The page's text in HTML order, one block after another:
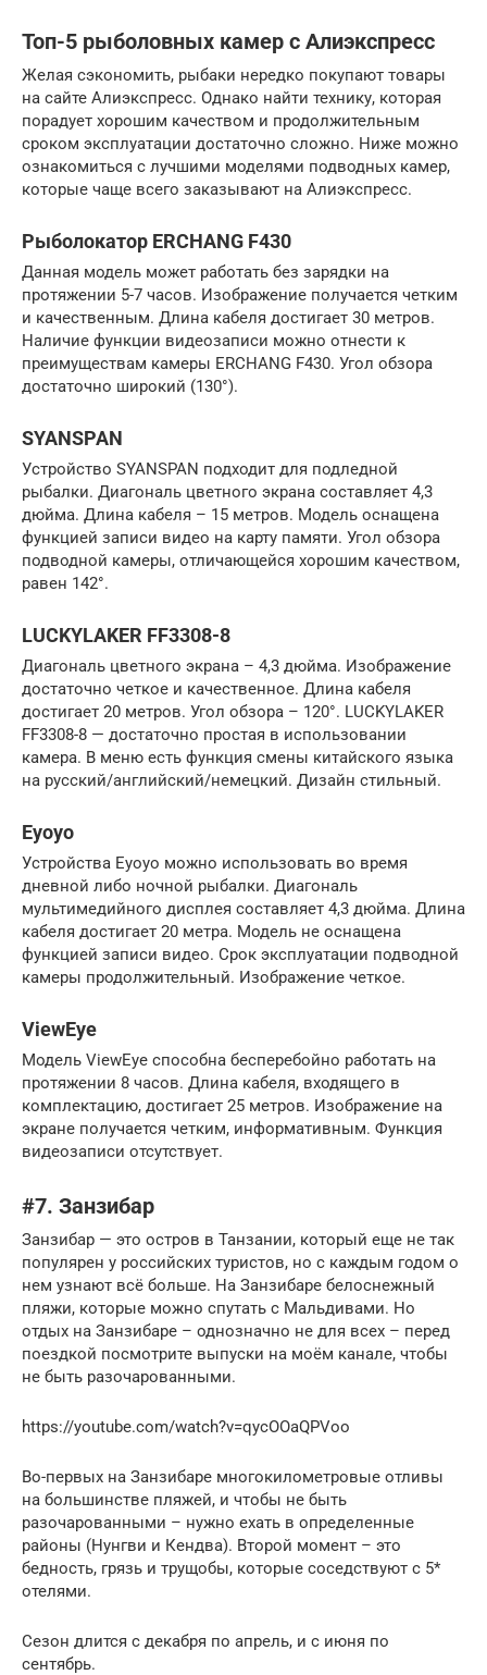
Топ-5 рыболовных камер с Алиэкспресс
Желая сэкономить, рыбаки нередко покупают товары
на сайте Алиэкспресс. Однако найти технику, которая
порадует хорошим качеством и продолжительным
сроком эксплуатации достаточно сложно. Ниже можно
ознакомиться с лучшими моделями подводных камер,
которые чаще всего заказывают на Алиэкспресс.
Рыболокатор ERCHANG F430
Данная модель может работать без зарядки на
протяжении 5-7 часов. Изображение получается четким
и качественным. Длина кабеля достигает 30 метров.
Наличие функции видеозаписи можно отнести к
преимуществам камеры ERCHANG F430. Угол обзора
достаточно широкий (130°).
SYANSPAN
Устройство SYANSPAN подходит для подледной
рыбалки. Диагональ цветного экрана составляет 4,3
дюйма. Длина кабеля – 15 метров. Модель оснащена
функцией записи видео на карту памяти. Угол обзора
подводной камеры, отличающейся хорошим качеством,
равен 142°.
LUCKYLAKER FF3308-8
Диагональ цветного экрана – 4,3 дюйма. Изображение
достаточно четкое и качественное. Длина кабеля
достигает 20 метров. Угол обзора – 120°. LUCKYLAKER
FF3308-8 — достаточно простая в использовании
камера. В меню есть функция смены китайского языка
на русский/английский/немецкий. Дизайн стильный.
Eyoyo
Устройства Eyoyo можно использовать во время
дневной либо ночной рыбалки. Диагональ
мультимедийного дисплея составляет 4,3 дюйма. Длина
кабеля достигает 20 метра. Модель не оснащена
функцией записи видео. Срок эксплуатации подводной
камеры продолжительный. Изображение четкое.
ViewEye
Модель ViewEye способна бесперебойно работать на
протяжении 8 часов. Длина кабеля, входящего в
комплектацию, достигает 25 метров. Изображение на
экране получается четким, информативным. Функция
видеозаписи отсутствует.
#7. Занзибар
Занзибар — это остров в Танзании, который еще не так
популярен у российских туристов, но с каждым годом о
нем узнают всё больше. На Занзибаре белоснежный
пляжи, которые можно спутать с Мальдивами. Но
отдых на Занзибаре – однозначно не для всех – перед
поездкой посмотрите выпуски на моём канале, чтобы
не быть разочарованными.
https://youtube.com/watch?v=qycOOaQPVoo
Во-первых на Занзибаре многокилометровые отливы
на большинстве пляжей, и чтобы не быть
разочарованными – нужно ехать в определенные
районы (Нунгви и Кендва). Второй момент – это
бедность, грязь и трущобы, которые соседствуют с 5*
отелями.
Сезон длится с декабря по апрель, и с июня по
сентябрь.